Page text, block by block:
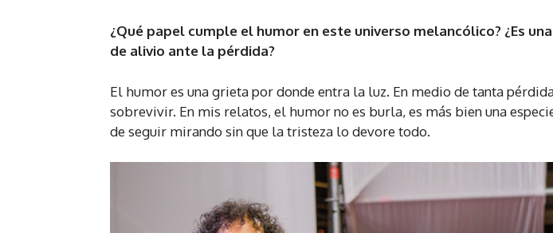
¿Qué papel cumple el humor en este universo melancólico? ¿Es
de alivio ante la pérdida?
El humor es una grieta por donde entra la luz. En medio de tanta
sobrevivir. En mis relatos, el humor no es burla, es más bien una
de seguir mirando sin que la tristeza lo devore todo.